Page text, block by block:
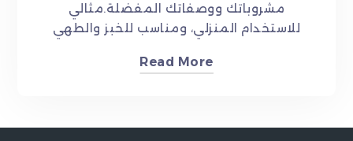
مشروباتك ووصفاتك المفضلة.مثالي
للاستخدام المنزلي، ومناسب للخبز والطهي
Read More